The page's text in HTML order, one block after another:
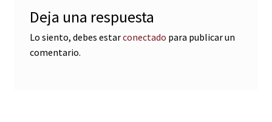
Deja una respuesta
Lo siento, debes estarconectado para publicar un
comentario.